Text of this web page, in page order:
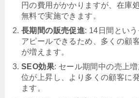
円の費用がかかりますが、在庫
無料で実施できます。
長期間の販売促進: 14日間とい
アピールできるため、多くの顧
が増えます。
SEO効果: セール期間中の売上
位が上昇し、より多くの顧客に
ます。